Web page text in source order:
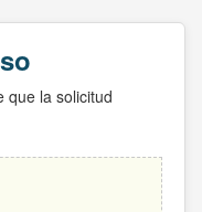
que la solicitud